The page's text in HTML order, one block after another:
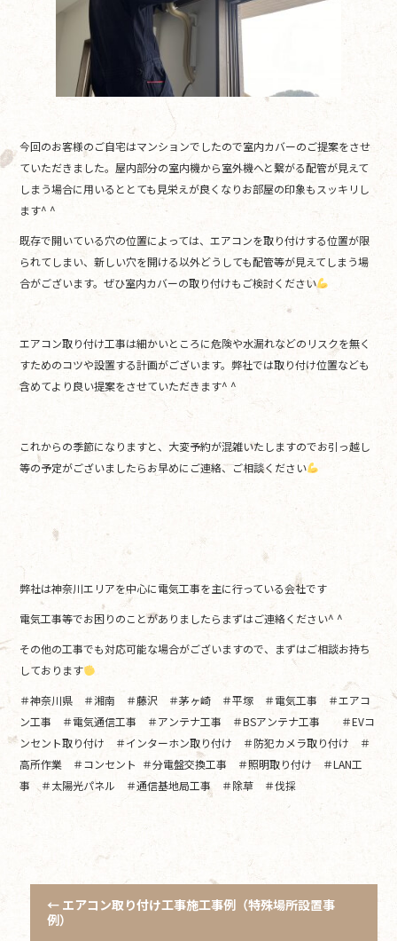
今回のお客様のご自宅はマンションでしたので室内カバーのご提案をさせ
ていただきました。屋内部分の室内機から室外機へと繋がる配管が見えて
しまう場合に用いるととても見栄えが良くなりお部屋の印象もスッキリし
ます^ ^
既存で開いている穴の位置によっては、エアコンを取り付けする位置が限
られてしまい、新しい穴を開ける以外どうしても配管等が見えてしまう場
合がございます。ぜひ室内カバーの取り付けもご検討ください
エアコン取り付け工事は細かいところに危険や水漏れなどのリスクを無く
すためのコツや設置する計画がございます。弊社では取り付け位置なども
含めてより良い提案をさせていただきます^ ^
これからの季節になりますと、大変予約が混雑いたしますのでお引っ越し
等の予定がございましたらお早めにご連絡、ご相談ください
弊社は神奈川エリアを中心に電気工事を主に行っている会社です
電気工事等でお困りのことがありましたらまずはご連絡ください^ ^
その他の工事でも対応可能な場合がございますので、まずはご相談お持ち
しております
＃神奈川県 ＃湘南 ＃藤沢 ＃茅ヶ崎 ＃平塚 ＃電気工事 ＃エアコ
ン工事 ＃電気通信工事 ＃アンテナ工事 ＃BSアンテナ工事 ＃EVコ
ンセント取り付け ＃インターホン取り付け ＃防犯カメラ取り付け ＃
高所作業 ＃コンセント ＃分電盤交換工事 ＃照明取り付け ＃LAN工
事 ＃太陽光パネル ＃通信基地局工事 ＃除草 ＃伐採
← エアコン取り付け工事施工事例（特殊場所設置事
例）